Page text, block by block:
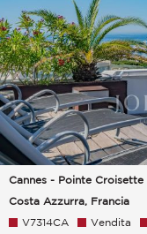
Cannes - Pointe Croisette
Costa Azzurra, Francia
V7314CA Vendita